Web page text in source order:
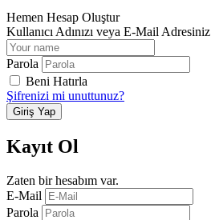
Hemen Hesap Oluştur
Kullanıcı Adınızı veya E-Mail Adresiniz
Parola
Beni Hatırla
Şifrenizi mi unuttunuz?
Kayıt Ol
Zaten bir hesabım var.
E-Mail
Parola